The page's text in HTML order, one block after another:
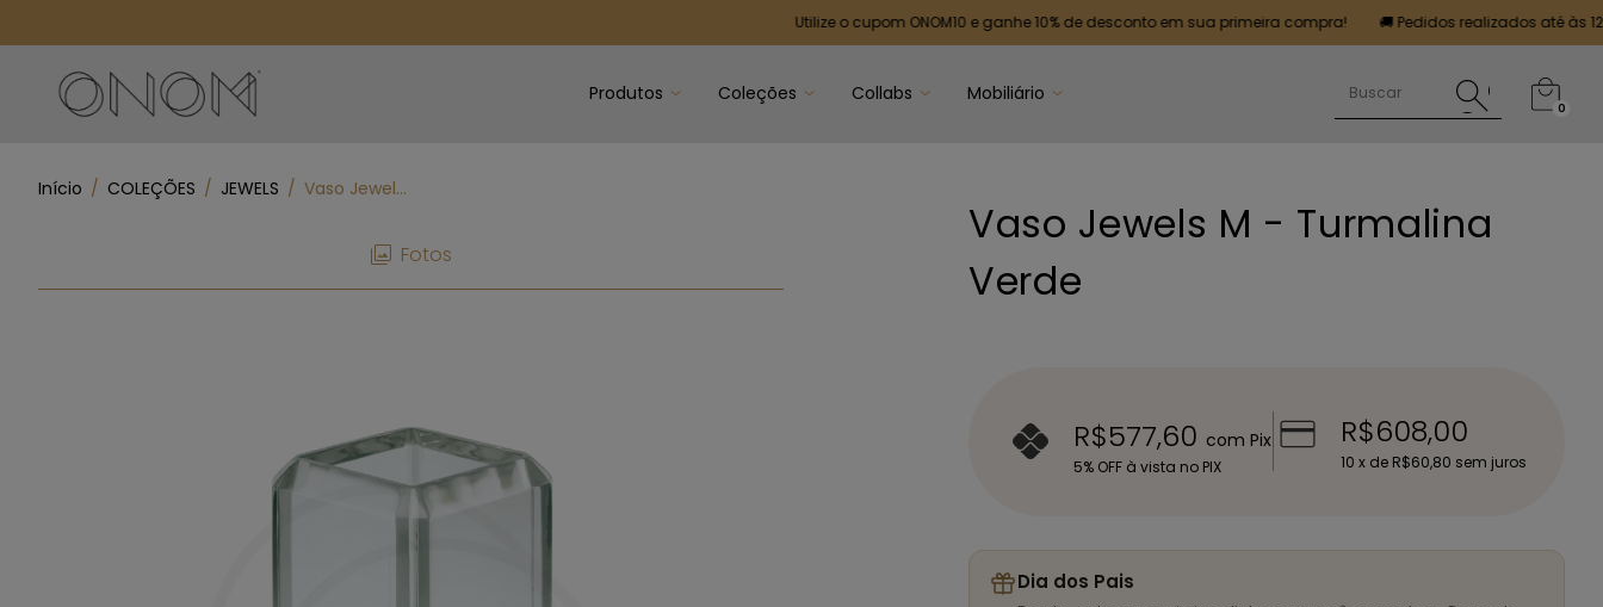
Utilize o cupom ONOM10 e ganhe 10% de desconto em sua primeira compra! 🚚 Pedidos realizados até às 12h
Produtos Coleções Collabs Mobiliário
0
Início / COLEÇÕES / JEWELS / Vaso Jewels M - Turmalina Verde
Fotos
Vaso Jewels M - Turmalina
Verde
R$577,60 com Pix
5% OFF à vista no PIX
R$608,00
10 x de R$60,80 sem juros
Dia dos Pais